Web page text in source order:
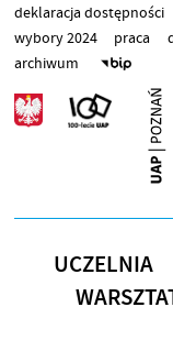
Przejdź do treści
deklaracja dostępności
wybory 2024
praca
archiwum
UCZELNIA